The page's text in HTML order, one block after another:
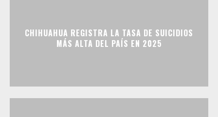
CHIHUAHUA REGISTRA LA TASA DE SUICIDIOS
MÁS ALTA DEL PAÍS EN 2025